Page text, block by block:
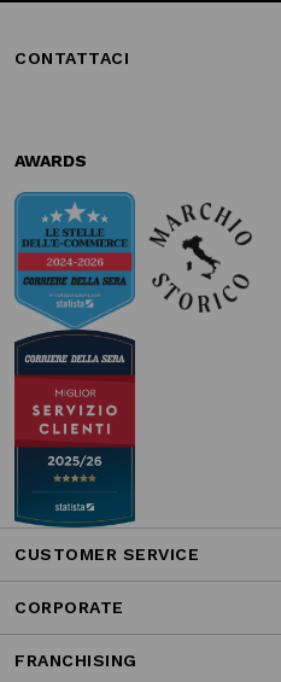
CONTATTACI
AWARDS
CUSTOMER SERVICE
CORPORATE
FRANCHISING